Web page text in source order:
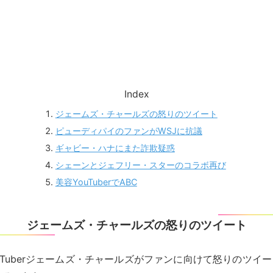
Index
ジェームズ・チャールズの怒りのツイート
ピューディパイのファンがWSJに抗議
ギャビー・ハナにまた詐欺疑惑
シェーンとジェフリー・スターのコラボ再び
美容YouTuberでABC
ジェームズ・チャールズの怒りのツイート
ジェームズ・チャールズがファンに向けて怒りのツイー